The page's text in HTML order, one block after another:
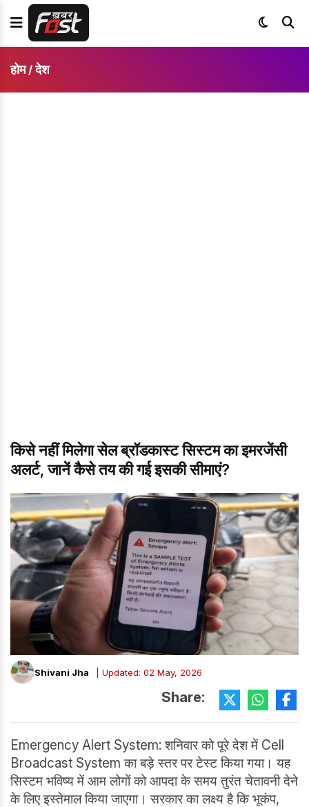
होम/ देश
किसे नहीं मिलेगा सेल ब्रॉडकास्ट सिस्टम का इमरजेंसी
अलर्ट, जानें कैसे तय की गई इसकी सीमाएं?
Shivani Jha | Updated: 02 May, 2026
Share:
Emergency Alert System: शनिवार को पूरे देश में Cell
Broadcast System का बड़े स्तर पर टेस्ट किया गया। यह
सिस्टम भविष्य में आम लोगों को आपदा के समय तुरंत चेतावनी देने
के लिए इस्तेमाल किया जाएगा। सरकार का लक्ष्य है कि भूकंप,